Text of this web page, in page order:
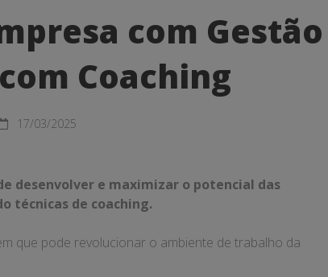
com Gestão
Coaching
17/03/2025
desenvolver e maximizar o potencial das
técnicas de coaching.
que pode revolucionar o ambiente de trabalho da